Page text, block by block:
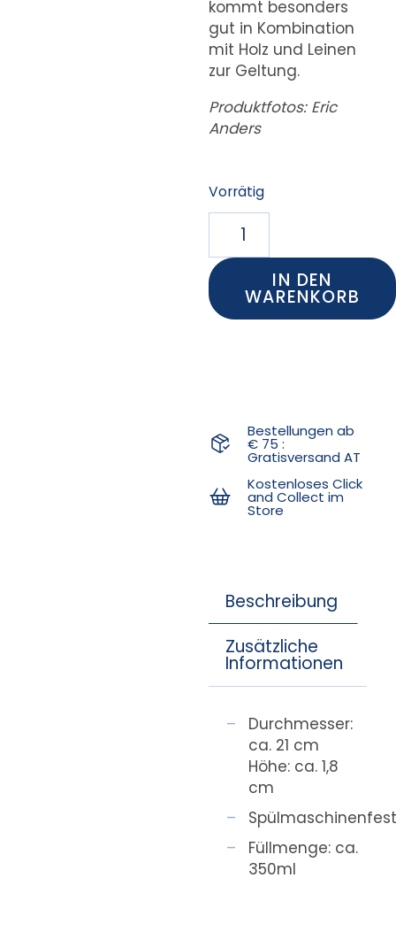
kommt besonders
gut in Kombination
mit Holz und Leinen
zur Geltung.
Produktfotos: Eric
Anders
Vorrätig
IN DEN
WARENKORB
Bestellungen ab
€ 75 :
Gratisversand AT
Kostenloses Click
and Collect im
Store
Beschreibung
Zusätzliche
Informationen
Durchmesser:
ca. 21 cm
Höhe: ca. 1,8
cm
Füllmenge: ca.
350ml